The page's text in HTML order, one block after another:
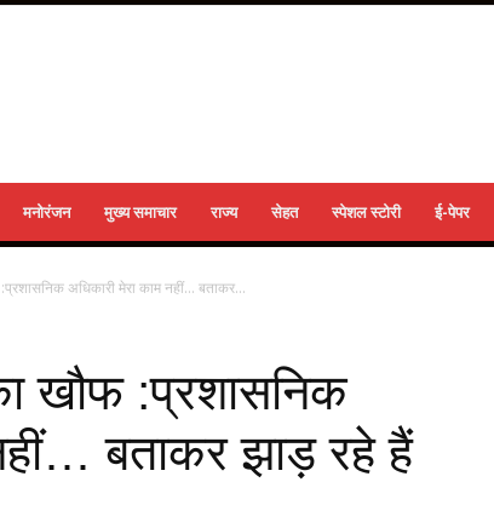
मनोरंजन मुख्य समाचार राज्य सेहत स्पेशल स्टोरी ई-पेपर
अधिकारी मेरा काम नहीं… बताकर...
खौफ :प्रशासनिक
बताकर झाड़ रहे हैं